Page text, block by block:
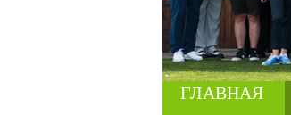
ГЛАВНАЯ